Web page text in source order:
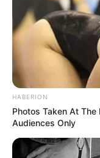
HABERION
Photos Taken At
Audiences Only